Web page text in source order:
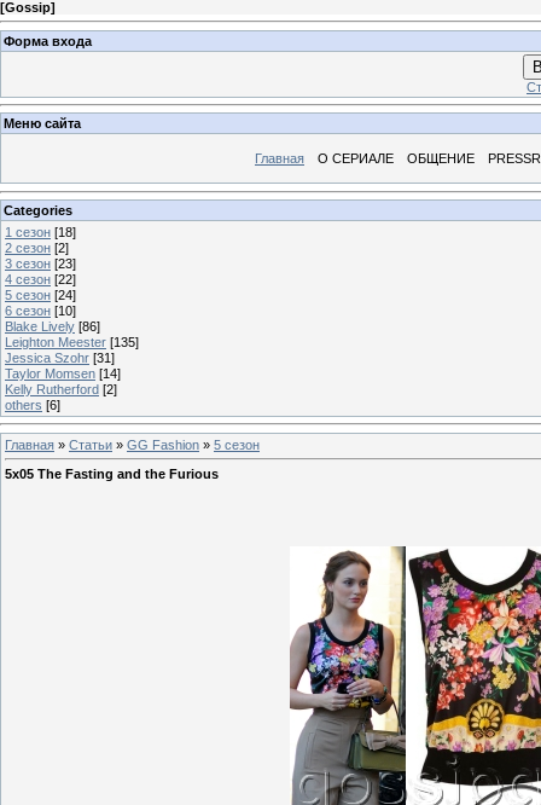
[Gossip]
Форма входа
Меню сайта
Главная О СЕРИАЛЕ ОБЩЕНИЕ
Categories
1 сезон [18]
2 сезон [2]
3 сезон [23]
4 сезон [22]
5 сезон [24]
6 сезон [10]
Blake Lively [86]
Leighton Meester [135]
Jessica Szohr [31]
Taylor Momsen [14]
Kelly Rutherford [2]
others [6]
Главная » Статьи » GG Fashion » 5 сезон
5x05 The Fasting and the Furious